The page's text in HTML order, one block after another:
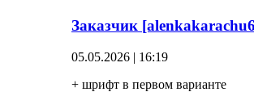
Заказчик
05.05.2026 | 16:19
+ шрифт в первом варианте